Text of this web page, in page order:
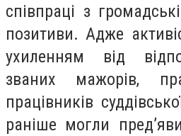
співпраці з
позитиви. Адже
ухиленням від
званих мажорів,
працівників
раніше могли